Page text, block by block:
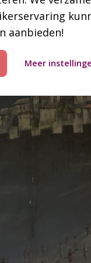
aanbieden!
Meer